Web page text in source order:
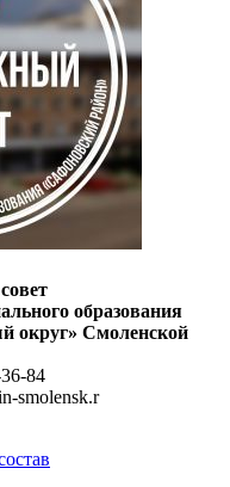
образования
округ» Смоленской
84
smolensk.r